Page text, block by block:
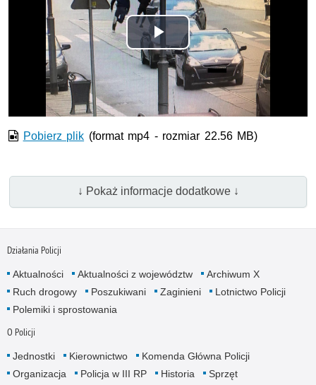
Odtwórz
wideo
Pobierz plik (format mp4 - rozmiar 22.56 MB)
↓ Pokaż informacje dodatkowe ↓
Działania Policji
Aktualności Aktualności z województw
Archiwum X
Ruch drogowy
Poszukiwani Zaginieni
Lotnictwo Policji
Polemiki i sprostowania
O Policji
Jednostki Kierownictwo
Komenda Główna Policji
Organizacja
Policja w III RP Historia
Sprzęt